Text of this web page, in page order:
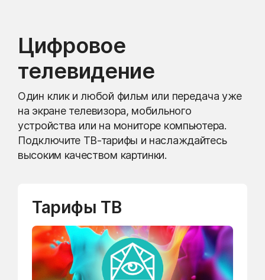
Цифровое
телевидение
Один клик и любой фильм или передача уже
на экране телевизора, мобильного
устройства или на мониторе компьютера.
Подключите ТВ-тарифы и наслаждайтесь
высоким качеством картинки.
Тарифы ТВ